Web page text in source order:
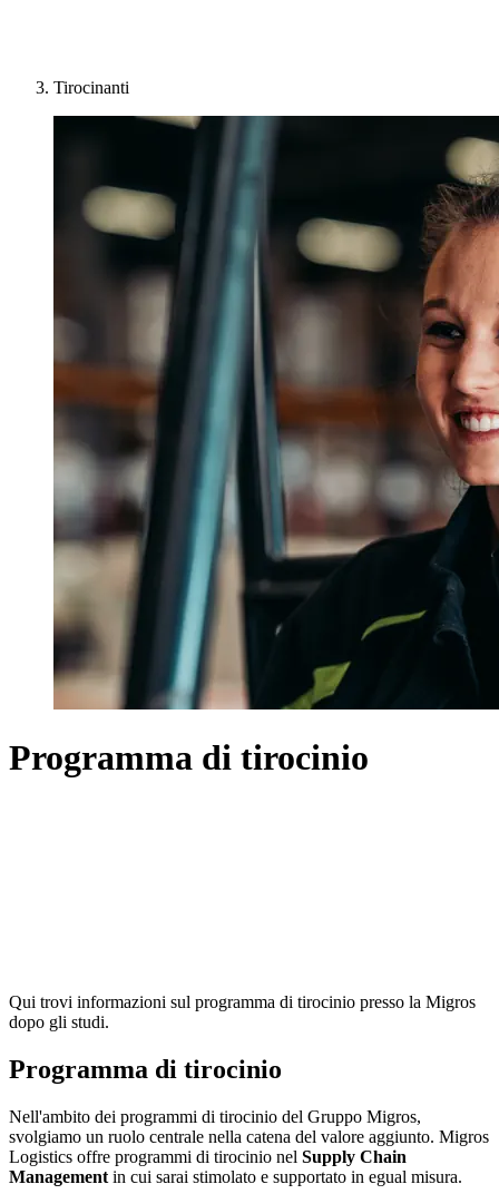
Tirocinanti
Programma di tirocinio
Qui trovi informazioni sul programma di tirocinio presso la Migros
dopo gli studi.
Programma di tirocinio
Nell'ambito dei programmi di tirocinio del Gruppo Migros,
svolgiamo un ruolo centrale nella catena del valore aggiunto. Migros
Logistics offre programmi di tirocinio nel Supply Chain
Management in cui sarai stimolato e supportato in egual misura.